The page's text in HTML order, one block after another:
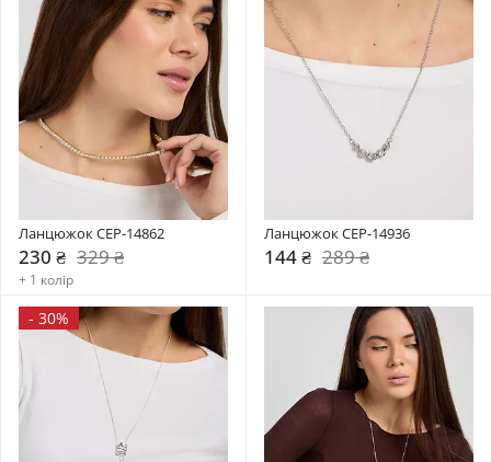
Ланцюжок CEP-14862
230 ₴ 329 ₴
+ 1 колір
Ланцюжок CEP-14936
144 ₴ 289 ₴
- 30%